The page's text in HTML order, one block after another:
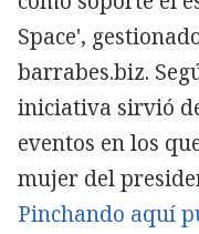
Space',
barrabes.biz.
iniciativa sirvió
eventos en los
mujer del
Pinchando aquí